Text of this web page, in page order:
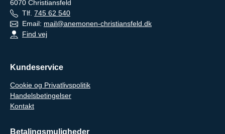
6070 Christiansfeld
Tlf. 745 62 540
Email: mail@anemonen-christiansfeld.dk
Find vej
Kundeservice
Cookie og Privatlivspolitik
Handelsbetingelser
Kontakt
Betalingsmuligheder